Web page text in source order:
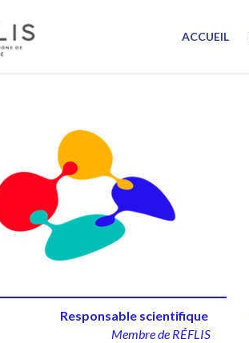
ACCUEIL
Responsable scientifique
Membre de RÉFLIS